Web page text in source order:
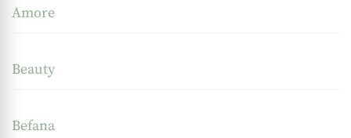
Amore
Beauty
Befana